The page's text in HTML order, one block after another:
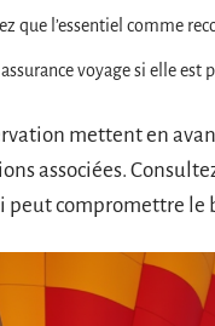
que l’essentiel comme
voyage si elle est
mettent en
associées.
peut compromettre le